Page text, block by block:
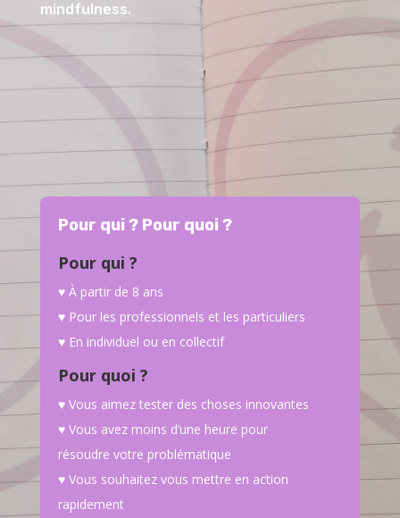
mindfulness.
Pour qui ? Pour quoi ?
Pour qui ?
♥ À partir de 8 ans
♥ Pour les professionnels et les particuliers
♥ En individuel ou en collectif
Pour quoi ?
♥ Vous aimez tester des choses innovantes
♥ Vous avez moins d’une heure pour
résoudre votre problématique
♥ Vous souhaitez vous mettre en action
rapidement